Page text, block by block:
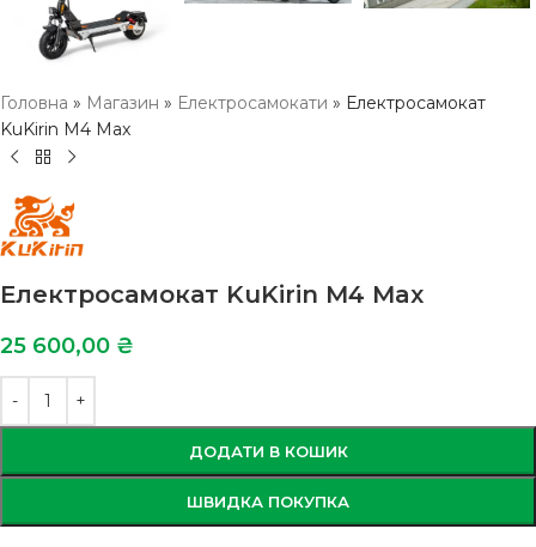
Головна » Магазин » Електросамокати » Електросамокат
KuKirin M4 Max
Електросамокат KuKirin M4 Max
25 600,00 ₴
ДОДАТИ В КОШИК
ШВИДКА ПОКУПКА